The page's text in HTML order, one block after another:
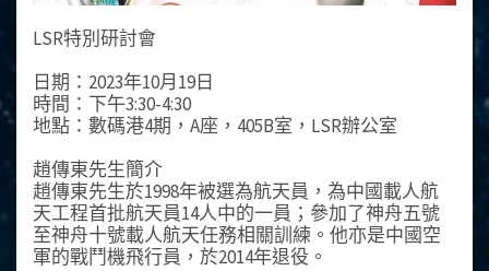
LSR特別研討會
日期：2023年10月19日
時間：下午3:30-4:30
地點：數碼港4期，A座，405B室，LSR辦公室
趙傳東先生簡介
趙傳東先生於1998年被選為航天員，為中國載人航
天工程首批航天員14人中的一員；參加了神舟五號
至神舟十號載人航天任務相關訓練。他亦是中國空
軍的戰鬥機飛行員，於2014年退役。